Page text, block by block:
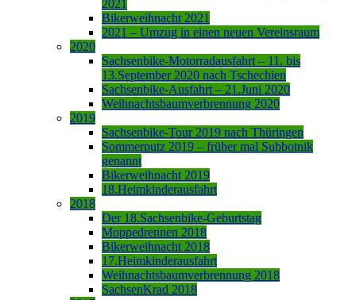
2021
Bikerweihnacht 2021
2021 – Umzug in einen neuen Vereinsraum
2020
Sachsenbike-Motorradausfahrt – 11. bis
13.September 2020 nach Tschechien
Sachsenbike-Ausfahrt – 21.Juni 2020
Weihnachtsbaumverbrennung 2020
2019
Sachsenbike-Tour 2019 nach Thüringen
Sommerputz 2019 – früher mal Subbotnik
genannt
Bikerweihnacht 2019
18.Heimkinderausfahrt
2018
Der 18.Sachsenbike-Geburtstag
Moppedrennen 2018
Bikerweihnacht 2018
17.Heimkinderausfahrt
Weihnachtsbaumverbrennung 2018
SachsenKrad 2018